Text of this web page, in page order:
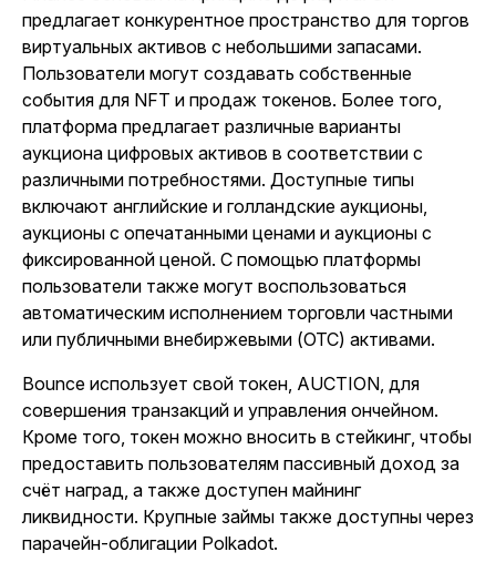
предлагает конкурентное пространство для торгов
виртуальных активов с небольшими запасами.
Пользователи могут создавать собственные
события для NFT и продаж токенов. Более того,
платформа предлагает различные варианты
аукциона цифровых активов в соответствии с
различными потребностями. Доступные типы
включают английские и голландские аукционы,
аукционы с опечатанными ценами и аукционы с
фиксированной ценой. С помощью платформы
пользователи также могут воспользоваться
автоматическим исполнением торговли частными
или публичными внебиржевыми (OTC) активами.
Bounce использует свой токен, AUCTION, для
совершения транзакций и управления ончейном.
Кроме того, токен можно вносить в стейкинг, чтобы
предоставить пользователям пассивный доход за
счёт наград, а также доступен майнинг
ликвидности. Крупные займы также доступны через
парачейн-облигации Polkadot.